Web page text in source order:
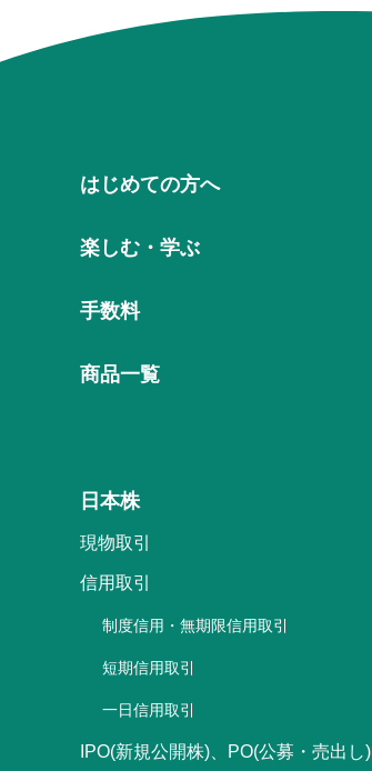
はじめての方へ
楽しむ・学ぶ
手数料
商品一覧
日本株
現物取引
信用取引
制度信用・無期限信用取引
短期信用取引
一日信用取引
IPO(新規公開株)、PO(公募・売出し)